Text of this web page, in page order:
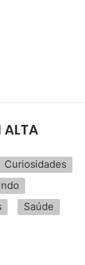
ALTA
Curiosidades
Saúde